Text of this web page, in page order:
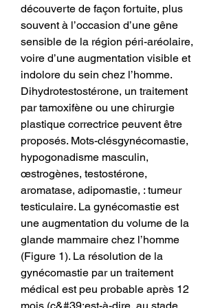
découverte de façon fortuite, plus
souvent à l’occasion d’une gêne
sensible de la région péri-aréolaire,
voire d’une augmentation visible et
indolore du sein chez l’homme.
Dihydrotestostérone, un traitement
par tamoxifène ou une chirurgie
plastique correctrice peuvent être
proposés. Mots-clésgynécomastie,
hypogonadisme masculin,
œstrogènes, testostérone,
aromatase, adipomastie, : tumeur
testiculaire. La gynécomastie est
une augmentation du volume de la
glande mammaire chez l’homme
(Figure 1). La résolution de la
gynécomastie par un traitement
médical est peu probable après 12